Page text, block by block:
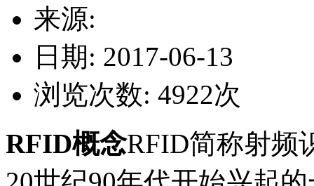
来源:
日期: 2017-06-13
浏览次数: 4922次
RFID概念RFID简称射频